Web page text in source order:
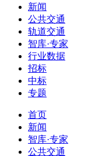
新闻
公共交通
轨道交通
智库·专家
行业数据
招标
中标
专题
首页
新闻
智库·专家
公共交通